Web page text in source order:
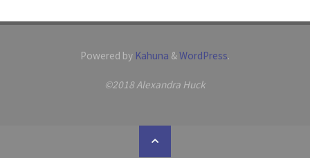
Aufzeichnung
Powered by Kahuna &WordPress.
©2018 Alexandra Huck
Back